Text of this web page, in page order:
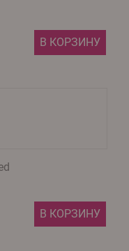
В КОРЗИНУ
В КОРЗИНУ